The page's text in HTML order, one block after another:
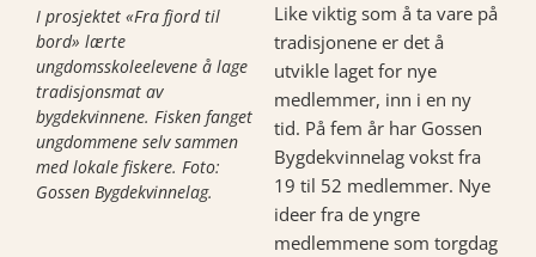
I prosjektet «Fra fjord til
bord» lærte
ungdomsskoleelevene å lage
tradisjonsmat av
bygdekvinnene. Fisken fanget
ungdommene selv sammen
med lokale fiskere. Foto:
Gossen Bygdekvinnelag.
Like viktig som å ta vare på
tradisjonene er det å
utvikle laget for nye
medlemmer, inn i en ny
tid. På fem år har Gossen
Bygdekvinnelag vokst fra
19 til 52 medlemmer. Nye
ideer fra de yngre
medlemmene som torgdag